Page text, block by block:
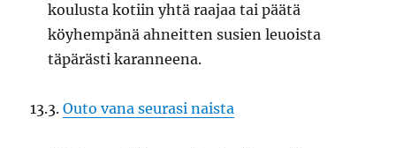
koulusta kotiin yhtä raajaa tai päätä
köyhempänä ahneitten susien leuoista
täpärästi karanneena.
13.3.Outo vana seurasi naista